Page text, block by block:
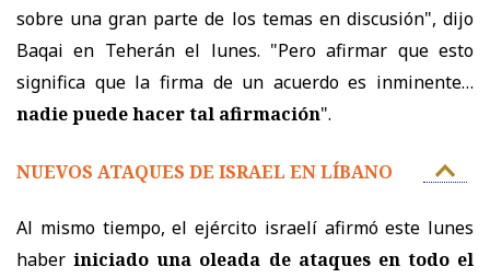
sobre una gran parte de los temas en discusión", dijo
Baqai en Teherán el lunes. "Pero afirmar que esto
significa que la firma de un acuerdo es inminente…
nadie puede hacer tal afirmación".
NUEVOS ATAQUES DE ISRAEL EN LÍBANO
Al mismo tiempo, el ejército israelí afirmó este lunes
haberiniciado una oleada de ataques en todo el